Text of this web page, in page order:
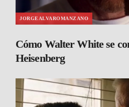
JORGEALVAROMANZANO
Cómo Walter White se
Heisenberg